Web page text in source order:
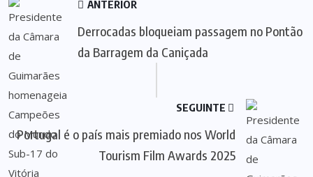
ANTERIOR
Derrocadas bloqueiam passagem no Pontão
da Barragem da Caniçada
SEGUINTE
Portugal é o país mais premiado nos World
Tourism Film Awards 2025